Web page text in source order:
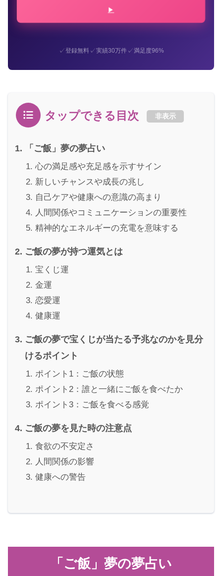
✓登録無料✓実績30万件✓満足度96%
タップできる目次 非表示
「ご飯」夢の夢占い
心の満足感や充足感を示すサイン
新しいチャンスや成長の兆し
自己ケアや健康への意識の高まり
人間関係やコミュニケーションの重要性
精神的なエネルギーの充電を意味する
ご飯の夢が持つ運気とは
宝くじ運
金運
恋愛運
健康運
ご飯の夢で宝くじが当たる予兆なのかを見分
けるポイント
ポイント1：ご飯の状態
ポイント2：誰と一緒にご飯を食べたか
ポイント3：ご飯を食べる感覚
ご飯の夢を見た時の注意点
食欲の不安定さ
人間関係の影響
健康への警告
「ご飯」夢の夢占い